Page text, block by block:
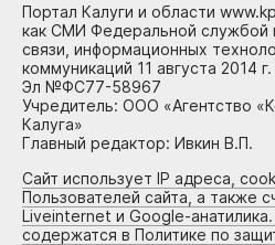
Портал Калуги и области
как СМИ Федеральной службой
связи, информационных
коммуникаций 11 августа 2014
Эл №ФС77-58967
Учредитель: ООО «Агентство
Калуга»
Главный редактор: Ивкин В.П.
Сайт использует IP адреса,
Пользователей сайта, а также
Liveinternet и Google-
содержатся в Политике по